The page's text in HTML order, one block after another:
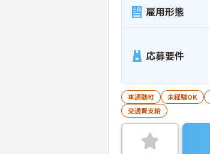
雇用形態
応募要件
車通勤可 未経験OK
交通費支給